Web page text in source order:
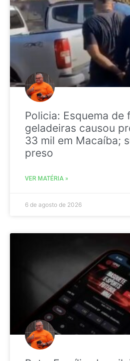
Policia: Esquema de
geladeiras causou
33 mil em Macaíba;
preso
VER MATÉRIA »
6 de agosto de 2026